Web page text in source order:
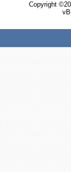
Copyright